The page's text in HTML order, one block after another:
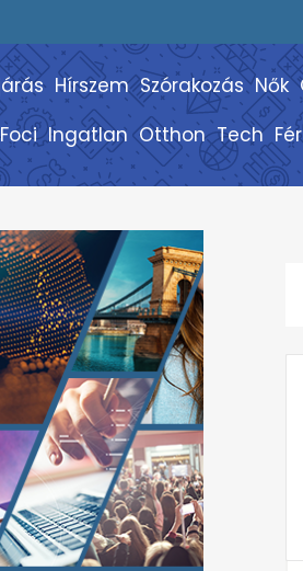
Hírszem Szórakozás Nők
Foci Ingatlan Otthon Tech